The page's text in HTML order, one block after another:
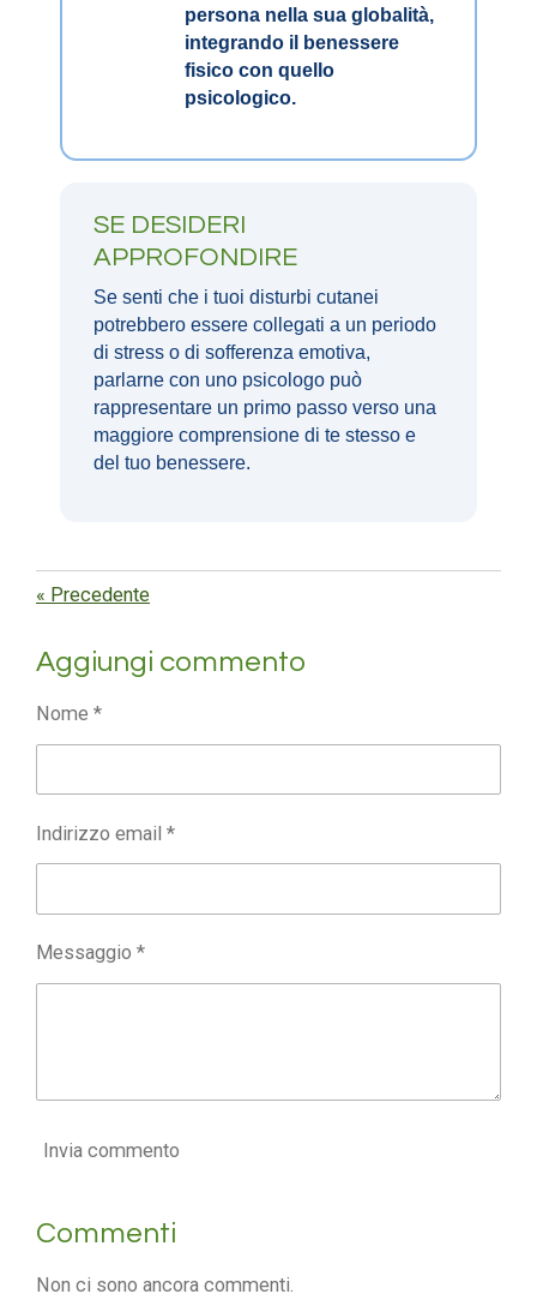
persona nella sua globalità,
integrando il benessere
fisico con quello
psicologico.
SE DESIDERI
APPROFONDIRE
Se senti che i tuoi disturbi cutanei
potrebbero essere collegati a un periodo
di stress o di sofferenza emotiva,
parlarne con uno psicologo può
rappresentare un primo passo verso una
maggiore comprensione di te stesso e
del tuo benessere.
« Precedente
Aggiungi commento
Nome *
Indirizzo email *
Messaggio *
Invia commento
Commenti
Non ci sono ancora commenti.